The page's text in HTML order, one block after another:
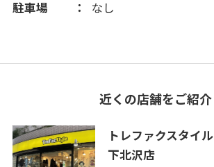
駐車場
なし
近くの店舗をご紹介
トレファクスタイル
下北沢店